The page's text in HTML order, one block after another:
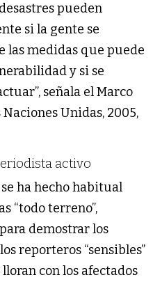
pueden
si la gente se
las medidas que puede
y si se
señala el Marco
Unidas, 2005,
activo
ha hecho habitual
“todo terreno”,
demostrar los
reporteros “sensibles”
con los afectados